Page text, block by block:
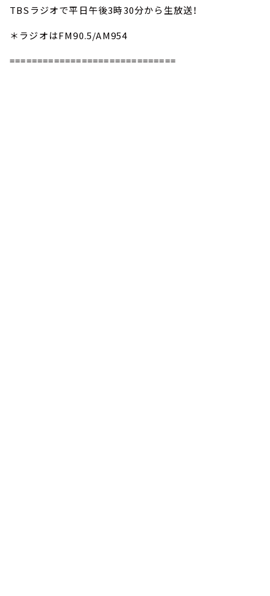
TBSラジオで平日午後3時30分から生放送！
＊ラジオはFM90.5/AM954
==============================